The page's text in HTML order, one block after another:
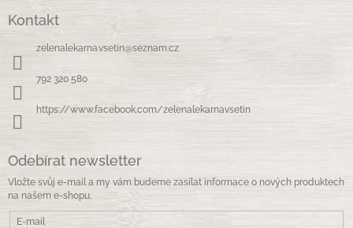
Kontakt
zelenalekarna.vsetin@seznam.cz
792 320 580
https://www.facebook.com/zelenalekarnavsetin
Odebírat newsletter
Vložte svůj e-mail a my vám budeme zasílat informace o nových produktech
na našem e-shopu.
E-mail